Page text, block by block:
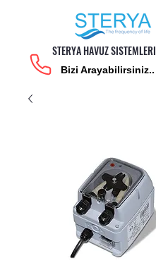
STERYA HAVUZ SISTEMLERI
Bizi Arayabilirsiniz..